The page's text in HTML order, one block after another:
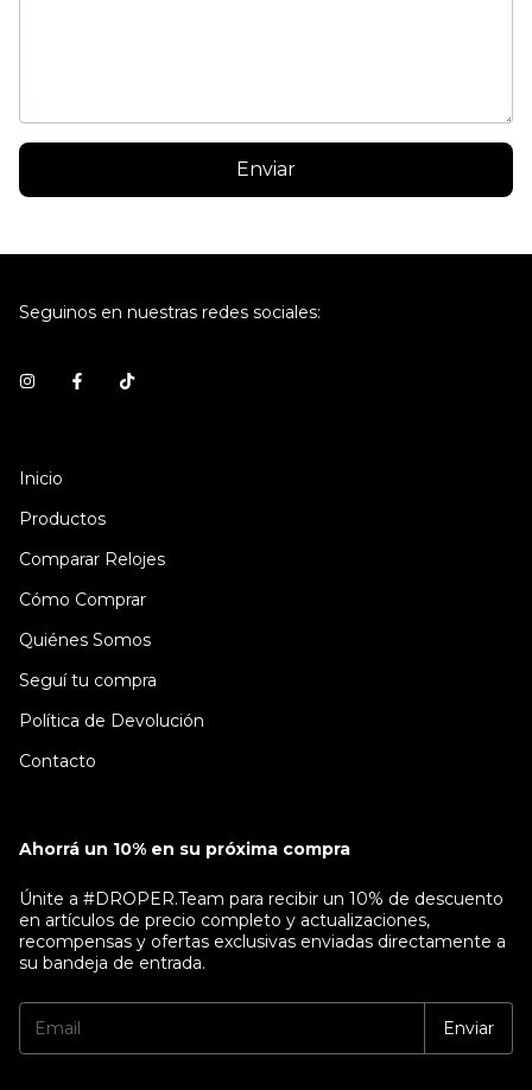
Enviar
Seguinos en nuestras redes sociales:
Inicio
Productos
Comparar Relojes
Cómo Comprar
Quiénes Somos
Seguí tu compra
Política de Devolución
Contacto
Ahorrá un 10% en su próxima compra
Únite a #DROPER.Team para recibir un 10% de descuento
en artículos de precio completo y actualizaciones,
recompensas y ofertas exclusivas enviadas directamente a
su bandeja de entrada.